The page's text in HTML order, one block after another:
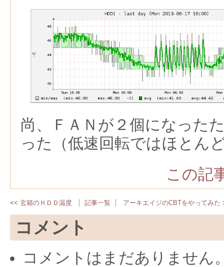
尚、ＦＡＮが２個になった
った（低速回転ではほとん
この記
玄箱のＨＤＤ温度 記事一覧 アーキエイジのCBTをやってみた
コメント
コメントはまだありません